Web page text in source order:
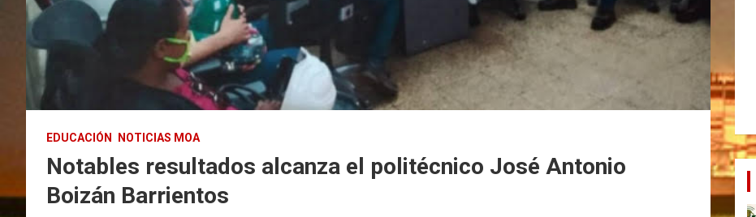
EDUCACIÓN NOTICIAS MOA
Notables resultados alcanza el politécnico José Antonio
Boizán Barrientos